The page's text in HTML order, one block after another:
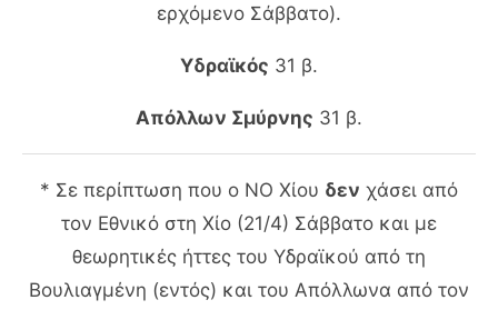
ερχόμενο Σάββατο).
Υδραϊκός 31 β.
Απόλλων Σμύρνης 31 β.
* Σε περίπτωση που ο ΝΟ Χίου δεν χάσει από
τον Εθνικό στη Χίο (21/4) Σάββατο και με
θεωρητικές ήττες του Υδραϊκού από τη
Βουλιαγμένη (εντός) και του Απόλλωνα από τον